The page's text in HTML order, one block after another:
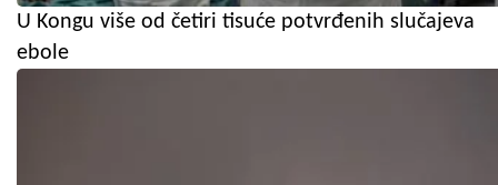
U Kongu više od četiri tisuće potvrđenih slučajeva
ebole